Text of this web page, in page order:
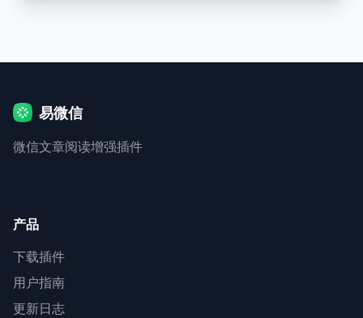
易微信
微信文章阅读增强插件
产品
下载插件
用户指南
更新日志